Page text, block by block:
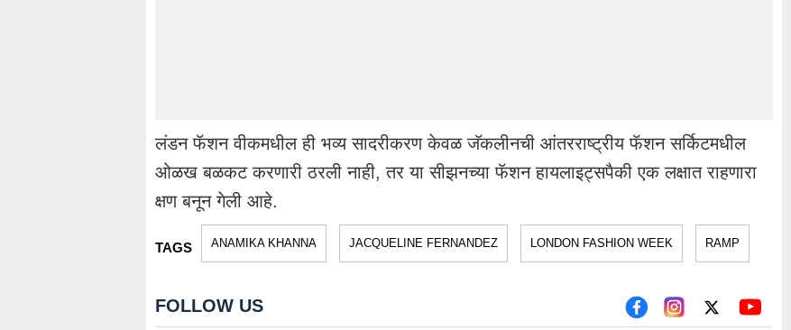
लंडन फॅशन वीकमधील ही भव्य सादरीकरण केवळ जॅकलीनची आंतरराष्ट्रीय फॅशन सर्किटमधील
ओळख बळकट करणारी ठरली नाही, तर या सीझनच्या फॅशन हायलाइट्सपैकी एक लक्षात राहणारा
क्षण बनून गेली आहे.
TAGS ANAMIKA KHANNA JACQUELINE FERNANDEZ LONDON FASHION WEEK RAMP
FOLLOW US